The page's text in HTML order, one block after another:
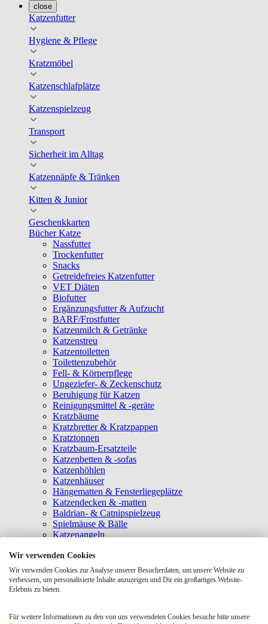
close
Katzenfutter
Hygiene & Pflege
Kratzmöbel
Katzenschlafplätze
Katzenspielzeug
Transport
Sicherheit im Alltag
Katzennäpfe & Tränken
Kitten & Junior
Geschenkkarten
Bücher Katze
Nassfutter
Trockenfutter
Snacks
Getreidefreies Katzenfutter
VET Diäten
Biofutter
Ergänzungsfutter & Aufzucht
BARF/Frostfutter
Katzenmilch & Getränke
Katzenstreu
Katzentoiletten
Toilettenzubehör
Fell- & Körperpflege
Ungeziefer- & Zeckenschutz
Beruhigung für Katzen
Reinigungsmittel & -geräte
Kratzbäume
Kratzbretter & Kratzpappen
Kratztonnen
Kratzbaum-Ersatzteile
Katzenbetten & -sofas
Katzenhöhlen
Katzenhäuser
Hängematten & Fensterliegeplätze
Katzendecken & -matten
Baldrian- & Catnipspielzeug
Spielmäuse & Bälle
Katzenangeln
Laserpointer & Elektrospielzeug
Katzentunnel
Clicker & Target Sticks für Katzen
Weiteres Katzenspielzeug
Tragetaschen
Wir verwenden Cookies
Wir verwenden Cookies zur Analyse unserer Besucherdaten, um unsere Website zu
verbessern, um personalisierte Inhalte anzuzeigen und Dir ein großartiges Website-
Erlebnis zu bieten.
Für weitere Informationen zu den von uns verwendeten Cookies besuche bitte unsere